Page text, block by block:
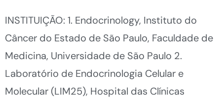
INSTITUIÇÃO: 1. Endocrinology, Instituto do
Câncer do Estado de São Paulo, Faculdade de
Medicina, Universidade de São Paulo 2.
Laboratório de Endocrinologia Celular e
Molecular (LIM25), Hospital das Clínicas